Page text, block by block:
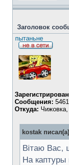
Заголовок
пытаньне
Сообщения: 5461
Откуда:
kostak
Вітаю Вас,
На каптуры